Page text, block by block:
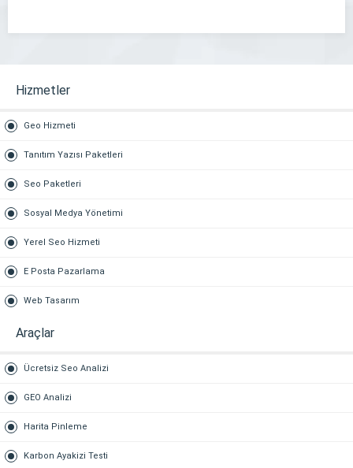
Hizmetler
Geo Hizmeti
Tanıtım Yazısı Paketleri
Seo Paketleri
Sosyal Medya Yönetimi
Yerel Seo Hizmeti
E Posta Pazarlama
Web Tasarım
Araçlar
Ücretsiz Seo Analizi
GEO Analizi
Harita Pinleme
Karbon Ayakizi Testi